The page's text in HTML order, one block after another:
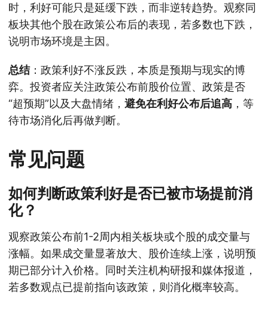
时，利好可能只是延缓下跌，而非逆转趋势。观察同
板块其他个股在政策公布后的表现，若多数也下跌，
说明市场环境是主因。
总结：政策利好不涨反跌，本质是预期与现实的博
弈。投资者应关注政策公布前股价位置、政策是否
“超预期”以及大盘情绪， 避免在利好公布后追高 ，等
待市场消化后再做判断。
常见问题
如何判断政策利好是否已被市场提前消
化？
观察政策公布前1-2周内相关板块或个股的成交量与
涨幅。如果成交量显著放大、股价连续上涨，说明预
期已部分计入价格。同时关注机构研报和媒体报道，
若多数观点已提前指向该政策，则消化概率较高。